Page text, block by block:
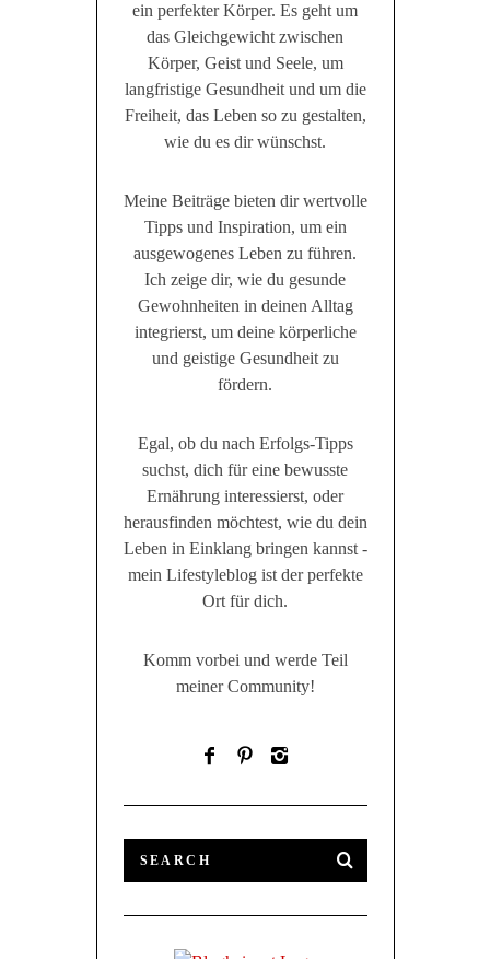
ein perfekter Körper. Es geht um
das Gleichgewicht zwischen
Körper, Geist und Seele, um
langfristige Gesundheit und um die
Freiheit, das Leben so zu gestalten,
wie du es dir wünschst.
Meine Beiträge bieten dir wertvolle
Tipps und Inspiration, um ein
ausgewogenes Leben zu führen.
Ich zeige dir, wie du gesunde
Gewohnheiten in deinen Alltag
integrierst, um deine körperliche
und geistige Gesundheit zu
fördern.
Egal, ob du nach Erfolgs-Tipps
suchst, dich für eine bewusste
Ernährung interessierst, oder
herausfinden möchtest, wie du dein
Leben in Einklang bringen kannst -
mein Lifestyleblog ist der perfekte
Ort für dich.
Komm vorbei und werde Teil
meiner Community!